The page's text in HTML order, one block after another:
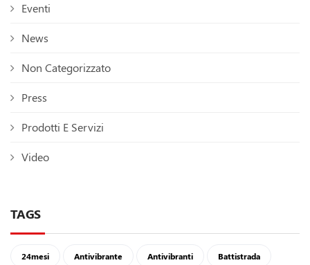
Eventi
News
Non Categorizzato
Press
Prodotti E Servizi
Video
TAGS
24mesi Antivibrante Antivibranti Battistrada